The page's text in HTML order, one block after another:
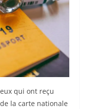
qui ont reçu
la carte nationale